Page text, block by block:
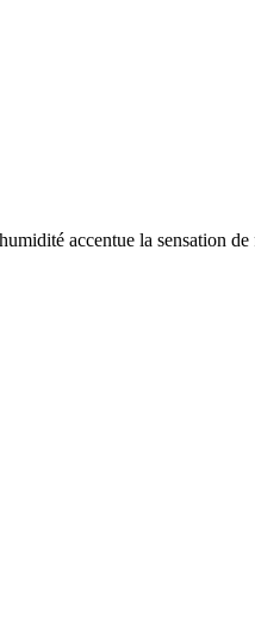
accentue la sensation